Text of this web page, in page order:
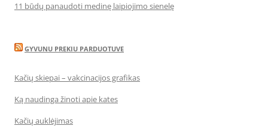
11 būdų panaudoti medinę laipiojimo sienelę
GYVUNU PREKIU PARDUOTUVE
Kačių skiepai – vakcinacijos grafikas
Ką naudinga žinoti apie kates
Kačių auklėjimas